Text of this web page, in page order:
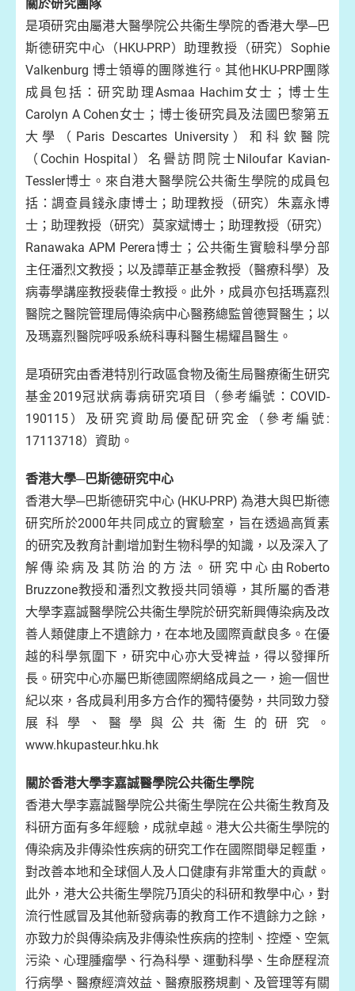
關於研究團隊
是項研究由屬港大醫學院公共衞生學院的香港大學─巴
斯德研究中心（HKU-PRP）助理教授（研究）Sophie
Valkenburg 博士領導的團隊進行。其他HKU-PRP團隊
成員包括：研究助理Asmaa Hachim女士；博士生
Carolyn A Cohen女士；博士後研究員及法國巴黎第五
大學（Paris Descartes University）和科欽醫院
（Cochin Hospital）名譽訪問院士Niloufar Kavian-
Tessler博士。來自港大醫學院公共衞生學院的成員包
括：調查員錢永康博士；助理教授（研究）朱嘉永博
士；助理教授（研究）莫家斌博士；助理教授（研究）
Ranawaka APM Perera博士；公共衞生實驗科學分部
主任潘烈文教授；以及譚華正基金教授（醫療科學）及
病毒學講座教授裴偉士教授。此外，成員亦包括瑪嘉烈
醫院之醫院管理局傳染病中心醫務總監曾德賢醫生；以
及瑪嘉烈醫院呼吸系統科專科醫生楊耀昌醫生。
是項研究由香港特別行政區食物及衞生局醫療衞生研究
基金2019冠狀病毒病研究項目（參考編號：COVID-
190115）及研究資助局優配研究金（參考編號:
17113718）資助。
香港大學─巴斯德研究中心
香港大學─巴斯德研究中心 (HKU-PRP) 為港大與巴斯德
研究所於2000年共同成立的實驗室，旨在透過高質素
的研究及教育計劃增加對生物科學的知識，以及深入了
解傳染病及其防治的方法。研究中心由Roberto
Bruzzone教授和潘烈文教授共同領導，其所屬的香港
大學李嘉誠醫學院公共衞生學院於研究新興傳染病及改
善人類健康上不遺餘力，在本地及國際貢獻良多。在優
越的科學氛圍下，研究中心亦大受裨益，得以發揮所
長。研究中心亦屬巴斯德國際網絡成員之一，逾一個世
紀以來，各成員利用多方合作的獨特優勢，共同致力發
展科學、醫學與公共衞生的研究。
www.hkupasteur.hku.hk
關於香港大學李嘉誠醫學院公共衞生學院
香港大學李嘉誠醫學院公共衞生學院在公共衞生教育及
科研方面有多年經驗，成就卓越。港大公共衞生學院的
傳染病及非傳染性疾病的研究工作在國際間舉足輕重，
對改善本地和全球個人及人口健康有非常重大的貢獻。
此外，港大公共衞生學院乃頂尖的科研和教學中心，對
流行性感冒及其他新發病毒的教育工作不遺餘力之餘，
亦致力於與傳染病及非傳染性疾病的控制、控煙、空氣
污染、心理腫瘤學、行為科學、運動科學、生命歷程流
行病學、醫療經濟效益、醫療服務規劃、及管理等有關